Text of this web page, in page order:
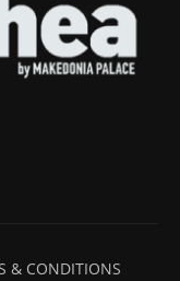
& CONDITIONS